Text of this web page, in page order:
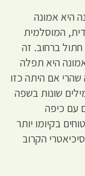
היא אמונה
המוסלמית
כשרואים חתול ברחוב. זה
היא תפלה
שהרי אם היתה כזו
שונות בשפה
עם כיפה
בקיומו יותר
הקרוב